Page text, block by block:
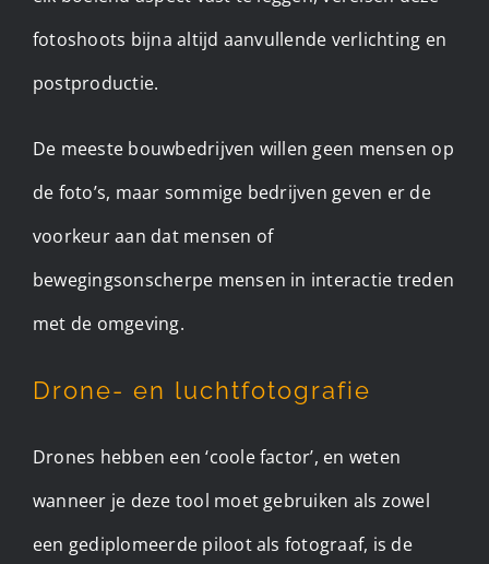
fotoshoots bijna altijd aanvullende verlichting en
postproductie.
De meeste bouwbedrijven willen geen mensen op
de foto’s, maar sommige bedrijven geven er de
voorkeur aan dat mensen of
bewegingsonscherpe mensen in interactie treden
met de omgeving.
Drone- en luchtfotografie
Drones hebben een ‘coole factor’, en weten
wanneer je deze tool moet gebruiken als zowel
een gediplomeerde piloot als fotograaf, is de